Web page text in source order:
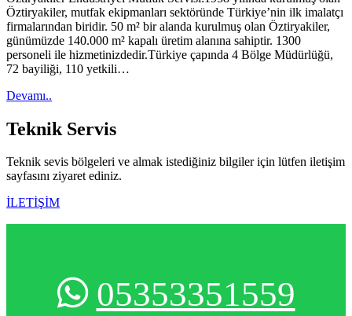
Öztiryakiler, mutfak ekipmanları sektöründe Türkiye’nin ilk imalatçı
firmalarından biridir. 50 m² bir alanda kurulmuş olan Öztiryakiler,
günümüzde 140.000 m² kapalı üretim alanına sahiptir. 1300
personeli ile hizmetinizdedir.Türkiye çapında 4 Bölge Müdürlüğü,
72 bayiliği, 110 yetkili…
Devamı..
Teknik Servis
Teknik sevis bölgeleri ve almak istediğiniz bilgiler için lütfen iletişim
sayfasını ziyaret ediniz.
İLETİŞİM
05353351559